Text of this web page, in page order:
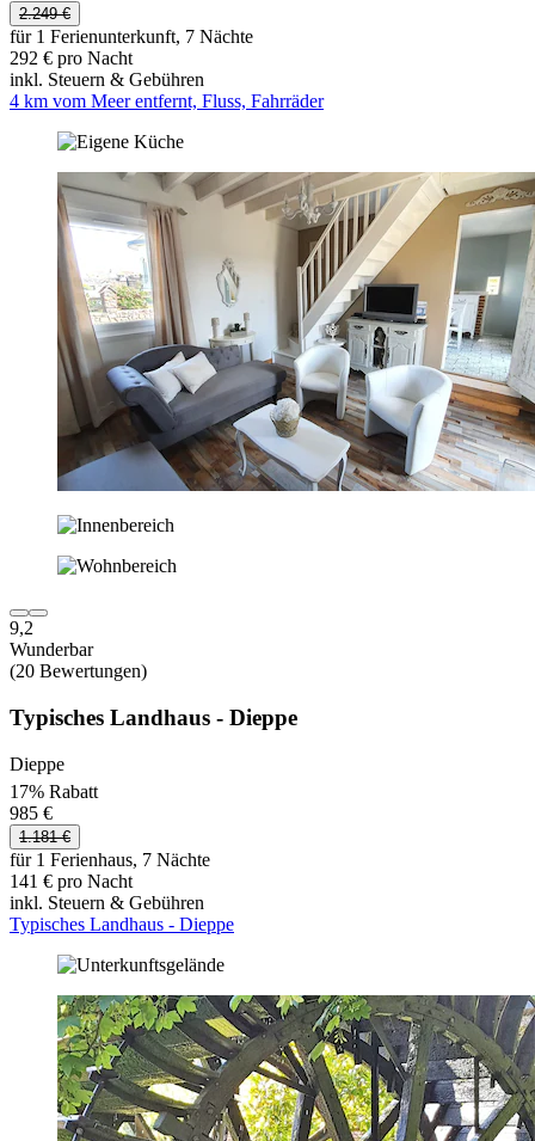
2.249 €
für 1 Ferienunterkunft, 7 Nächte
292 € pro Nacht
inkl. Steuern & Gebühren
4 km vom Meer entfernt, Fluss, Fahrräder
9,2
Wunderbar
(20 Bewertungen)
Typisches Landhaus - Dieppe
Dieppe
17% Rabatt
985 €
1.181 €
für 1 Ferienhaus, 7 Nächte
141 € pro Nacht
inkl. Steuern & Gebühren
Typisches Landhaus - Dieppe